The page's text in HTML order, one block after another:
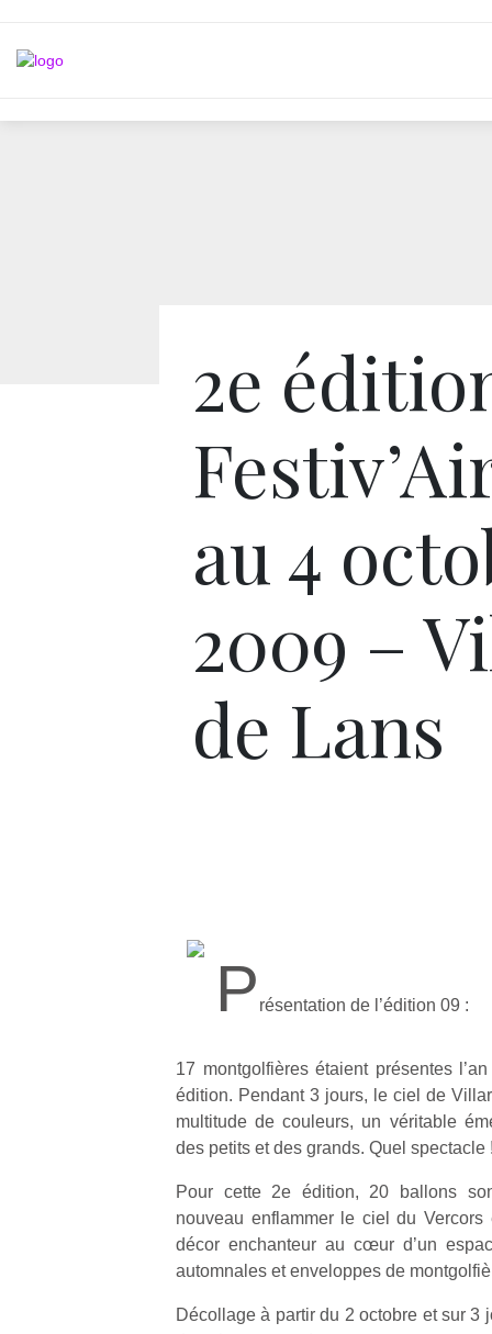
2e
au 4
2009 –
de Lans
P résentation de l’édition 09 :
17 montgolfières étaient présentes
édition. Pendant 3 jours, le ciel de
multitude de couleurs, un véritable
des petits et des grands. Quel spectacle
Pour cette 2e édition, 20 ballons
nouveau enflammer le ciel du
décor enchanteur au cœur d’un
automnales et enveloppes de
Décollage à partir du 2 octobre et sur 3